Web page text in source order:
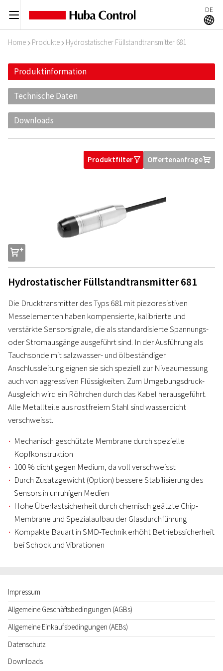
C DE
A
Home I Produkte I Hydrostatischer Füllstandtransmitter 681
Produktinformation
Technische Daten
Downloads
ProduktfilterO OffertenanfrageU
s
Hydrostatischer Füllstandtransmitter 681
Die Drucktransmitter des Typs 681 mit piezoresistiven
Messelementen haben kompensierte, kalibrierte und
verstärkte Sensorsignale, die als standardisierte Spannungs-
oder Stromausgänge ausgeführt sind. In der Ausführung als
Tauchsonde mit salzwasser- und ölbeständiger
Anschlussleitung eignen sie sich speziell zur Niveaumessung
auch von aggressiven Flüssigkeiten. Zum Umgebungsdruck-
Ausgleich wird ein Röhrchen durch das Kabel herausgeführt.
Alle Metallteile aus rostfreiem Stahl sind wasserdicht
verschweisst.
Mechanisch geschützte Membrane durch spezielle
Kopfkonstruktion
100 % dicht gegen Medium, da voll verschweisst
Durch Zusatzgewicht (Option) bessere Stabilisierung des
Sensors in unruhigen Medien
Hohe Überlastsicherheit durch chemisch geätzte Chip-
Membrane und Spezialaufbau der Glasdurchführung
Kompakte Bauart in SMD-Technik erhöht Betriebssicherheit
bei Schock und Vibrationen
Impressum
Allgemeine Geschäftsbedingungen (AGBs)
Allgemeine Einkaufsbedingungen (AEBs)
Datenschutz
Downloads